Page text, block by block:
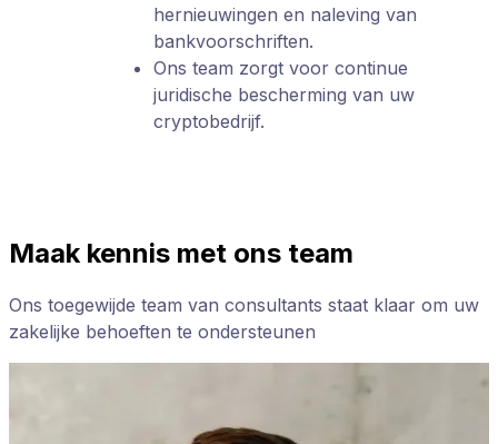
hernieuwingen en naleving van
bankvoorschriften.
Ons team zorgt voor continue
juridische bescherming van uw
cryptobedrijf.
Maak kennis met ons team
Ons toegewijde team van consultants staat klaar om uw
zakelijke behoeften te ondersteunen